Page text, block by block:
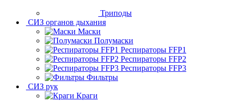
Триподы
СИЗ органов дыхания
Маски
Полумаски
Респираторы FFP1
Респираторы FFP2
Респираторы FFP3
Фильтры
СИЗ рук
Краги